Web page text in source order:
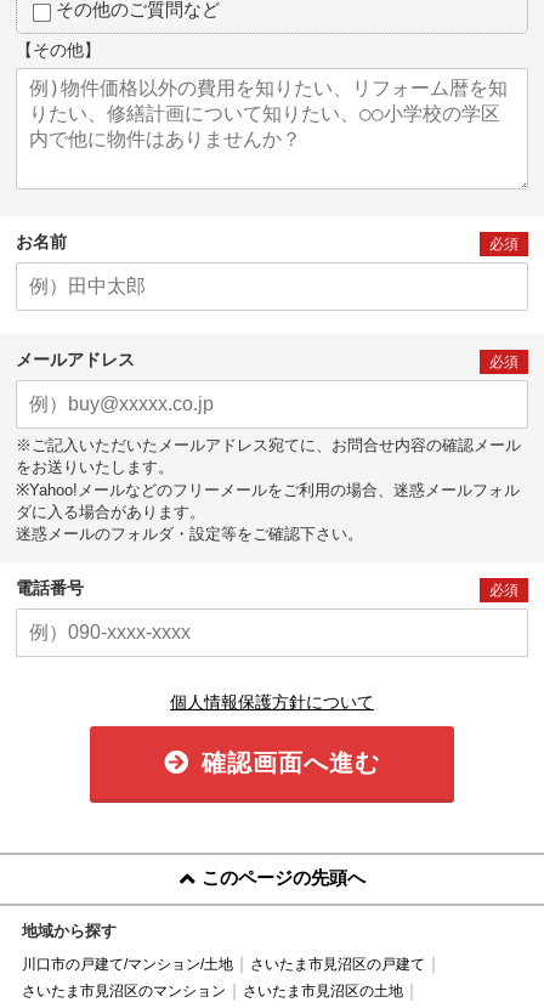
その他のご質問など
【その他】
お名前 必須
メールアドレス 必須
※ご記入いただいたメールアドレス宛てに、お問合せ内容の確認メール
をお送りいたします。
※Yahoo!メールなどのフリーメールをご利用の場合、迷惑メールフォル
ダに入る場合があります。
迷惑メールのフォルダ・設定等をご確認下さい。
電話番号 必須
個人情報保護方針について
確認画面へ進む
このページの先頭へ
地域から探す
川口市の戸建て/マンション/土地
さいたま市見沼区の戸建て
さいたま市見沼区のマンション
さいたま市見沼区の土地